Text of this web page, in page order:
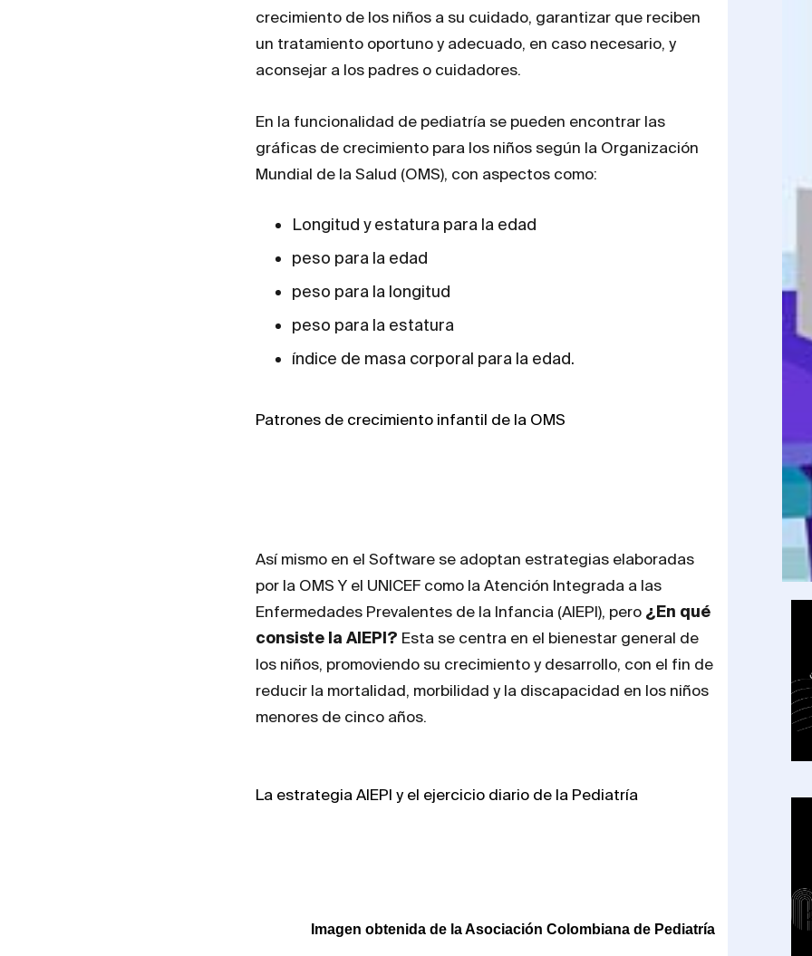
crecimiento de los niños a su cuidado, garantizar que reciben
un tratamiento oportuno y adecuado, en caso necesario, y
aconsejar a los padres o cuidadores.
En la funcionalidad de pediatría se pueden encontrar las
gráficas de crecimiento para los niños según la Organización
Mundial de la Salud (OMS), con aspectos como:
Longitud y estatura para la edad
peso para la edad
peso para la longitud
peso para la estatura
índice de masa corporal para la edad.
Patrones de crecimiento infantil de la OMS
Así mismo en el Software se adoptan estrategias elaboradas
por la OMS Y el UNICEF como la Atención Integrada a las
Enfermedades Prevalentes de la Infancia (AIEPI), pero ¿En qué
consiste la AIEPI? Esta se centra en el bienestar general de
los niños, promoviendo su crecimiento y desarrollo, con el fin de
reducir la mortalidad, morbilidad y la discapacidad en los niños
menores de cinco años.
La estrategia AIEPI y el ejercicio diario de la Pediatría
Imagen obtenida de la Asociación Colombiana de Pediatría